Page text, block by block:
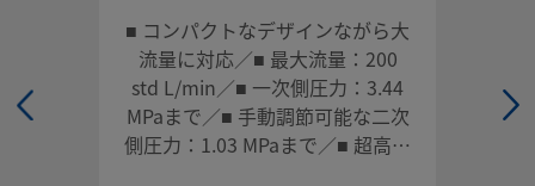
■ コンパクトなデザインながら大
流量に対応／■ 最大流量：200
std L/min／■ 一次側圧力：3.44
MPaまで／■ 手動調節可能な二次
側圧力：1.03 MPaまで／■ 超高純